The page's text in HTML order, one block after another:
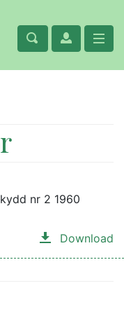
nr 2 1960
Download